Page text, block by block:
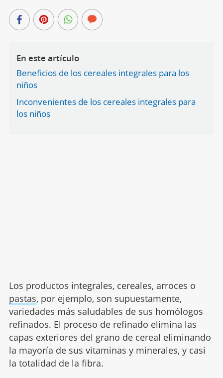
En este artículo
Beneficios de los cereales integrales para los
niños
Inconvenientes de los cereales integrales para
los niños
Los productos integrales, cereales, arroces o
pastas, por ejemplo, son supuestamente,
variedades más saludables de sus homólogos
refinados. El proceso de refinado elimina las
capas exteriores del grano de cereal eliminando
la mayoría de sus vitaminas y minerales, y casi
la totalidad de la fibra.